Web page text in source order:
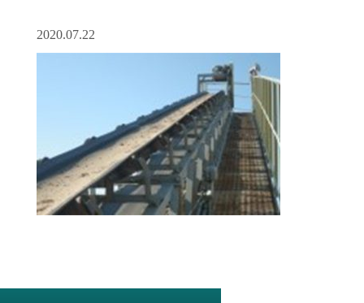
2020.07.22